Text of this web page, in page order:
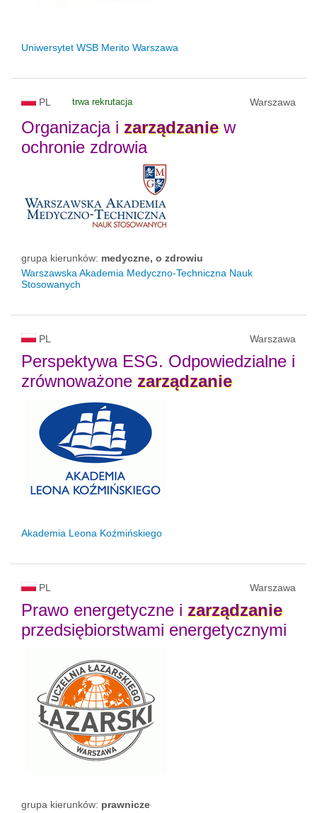
Uniwersytet WSB Merito Warszawa
PL trwa rekrutacja Warszawa
Organizacja i zarządzaniew
ochronie zdrowia
grupa kierunków: medyczne, o zdrowiu
Warszawska Akademia Medyczno-Techniczna Nauk
Stosowanych
PL Warszawa
Perspektywa ESG. Odpowiedzialne i
zrównoważone zarządzanie
Akademia Leona Koźmińskiego
PL Warszawa
Prawo energetyczne i zarządzanie
przedsiębiorstwami energetycznymi
grupa kierunków: prawnicze